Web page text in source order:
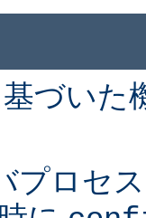
基づい
プロセ